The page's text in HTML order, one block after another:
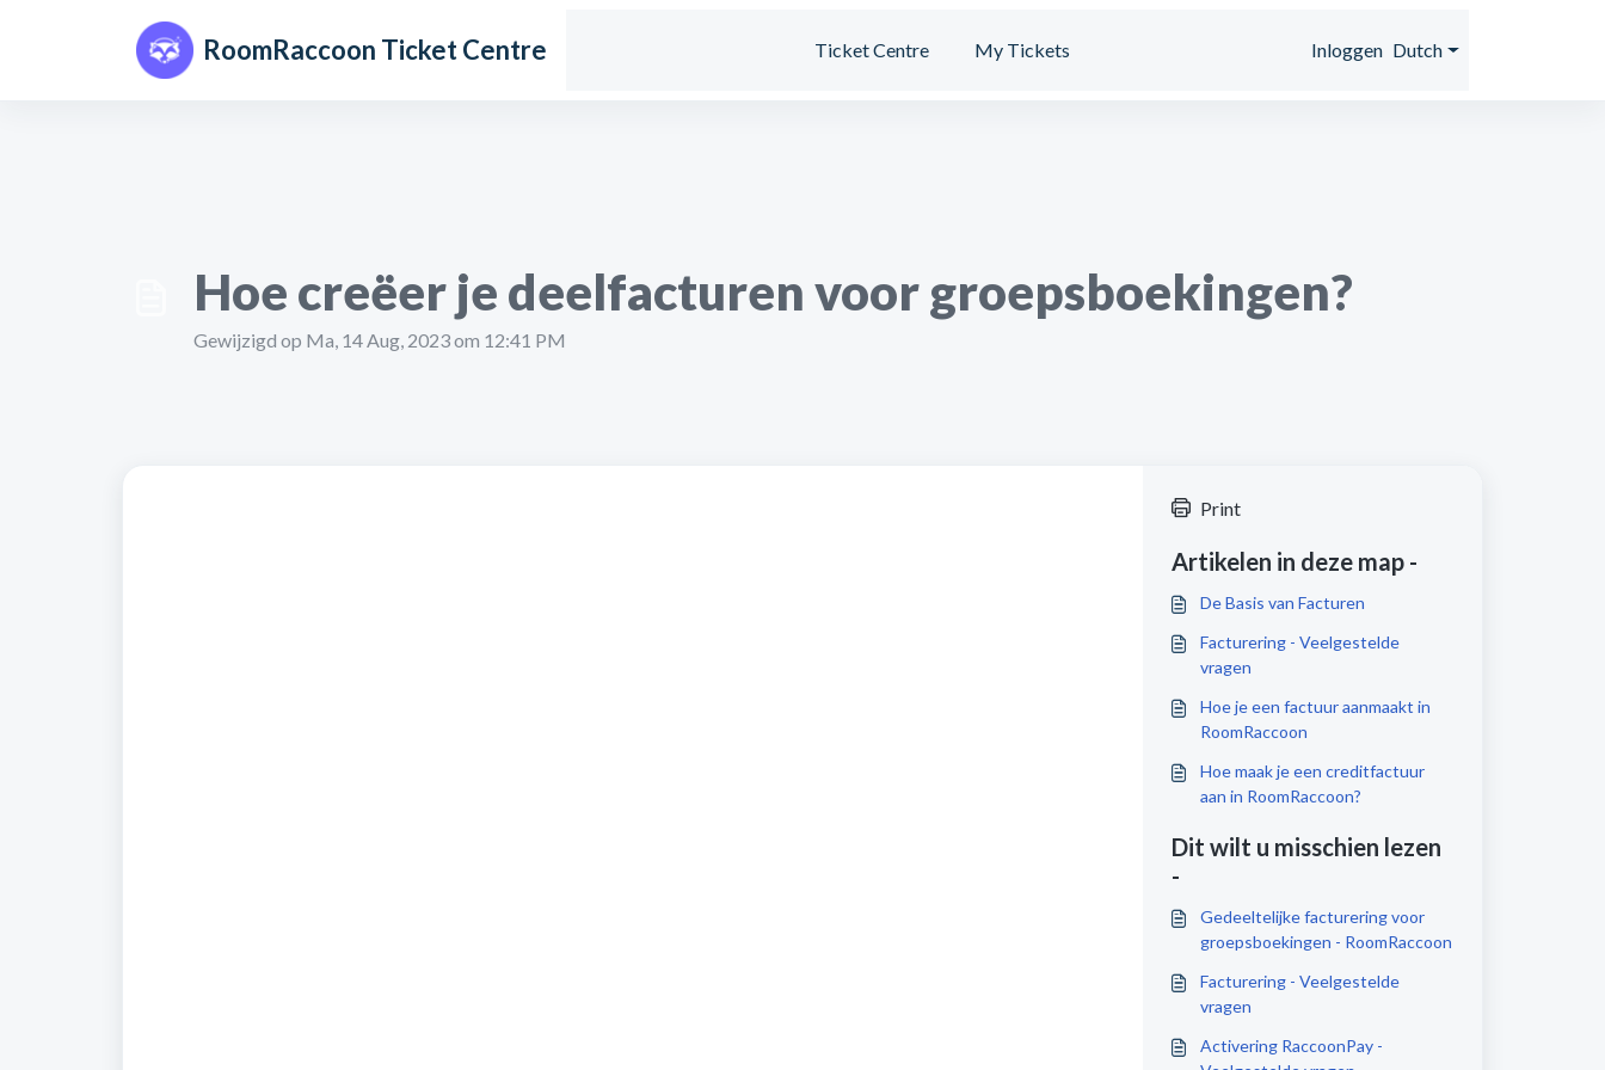
RoomRaccoon Ticket Centre Ticket Centre My Tickets Inloggen Dutch
Hoe creëer je deelfacturen voor groepsboekingen?
Gewijzigd op Ma, 14 Aug, 2023 om 12:41 PM
Print
Artikelen in deze map -
De Basis van Facturen
Facturering - Veelgestelde
vragen
Hoe je een factuur aanmaakt in
RoomRaccoon
Hoe maak je een creditfactuur
aan in RoomRaccoon?
Dit wilt u misschien lezen
-
Gedeeltelijke facturering voor
groepsboekingen - RoomRaccoon
Facturering - Veelgestelde
vragen
Activering RaccoonPay -